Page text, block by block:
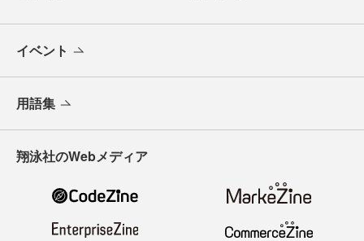
イベント
用語集
翔泳社のWebメディア